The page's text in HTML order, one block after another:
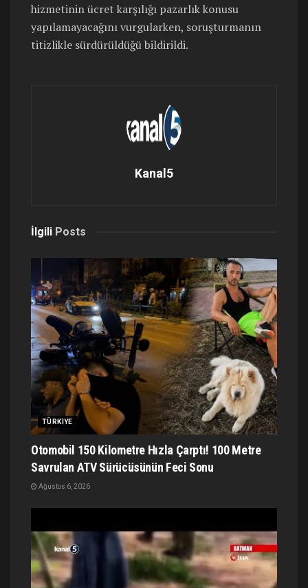
hizmetinin ücret karşılığı pazarlık konusu
yapılamayacağını vurgularken, soruşturmanın
titizlikle sürdürüldüğü bildirildi.
Kanal5
İlgili Posts
TÜRKIYE
Otomobil 150 Kilometre Hızla Çarptı! 100 Metre
Savrulan ATV Sürücüsünün Feci Sonu
Ağustos 6, 2026